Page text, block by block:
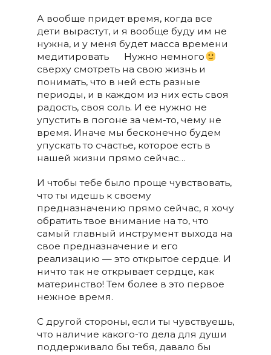
А вообще придет время, когда все
дети вырастут, и я вообще буду им не
нужна, и у меня будет масса времени
медитировать
Нужно немного
сверху смотреть на свою жизнь и
понимать, что в ней есть разные
периоды, и в каждом из них есть своя
радость, своя соль. И ее нужно не
упустить в погоне за чем-то, чему не
время. Иначе мы бесконечно будем
упускать то счастье, которое есть в
нашей жизни прямо сейчас…
И чтобы тебе было проще чувствовать,
что ты идешь к своему
предназначению прямо сейчас, я хочу
обратить твое внимание на то, что
самый главный инструмент выхода на
свое предназначение и его
реализацию — это открытое сердце. И
ничто так не открывает сердце, как
материнство! Тем более в это первое
нежное время.
С другой стороны, если ты чувствуешь,
что наличие какого-то дела для души
поддерживало бы тебя, давало бы